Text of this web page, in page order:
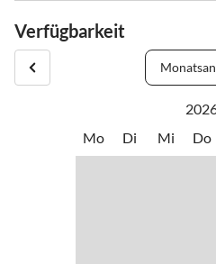
Verfügbarkeit
Mo
Di Mi Do